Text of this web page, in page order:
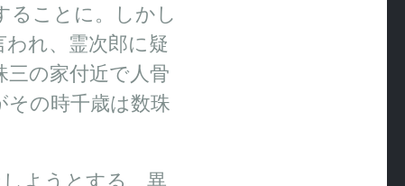
ることに。しかし
れ、霊次郎に疑
の家付近で人骨
の時千歳は数珠
ようとする、異